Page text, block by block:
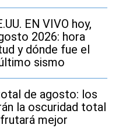
EN VIVO hoy,
2026: hora
y dónde fue el
sismo
de agosto: los
la oscuridad total
mejor